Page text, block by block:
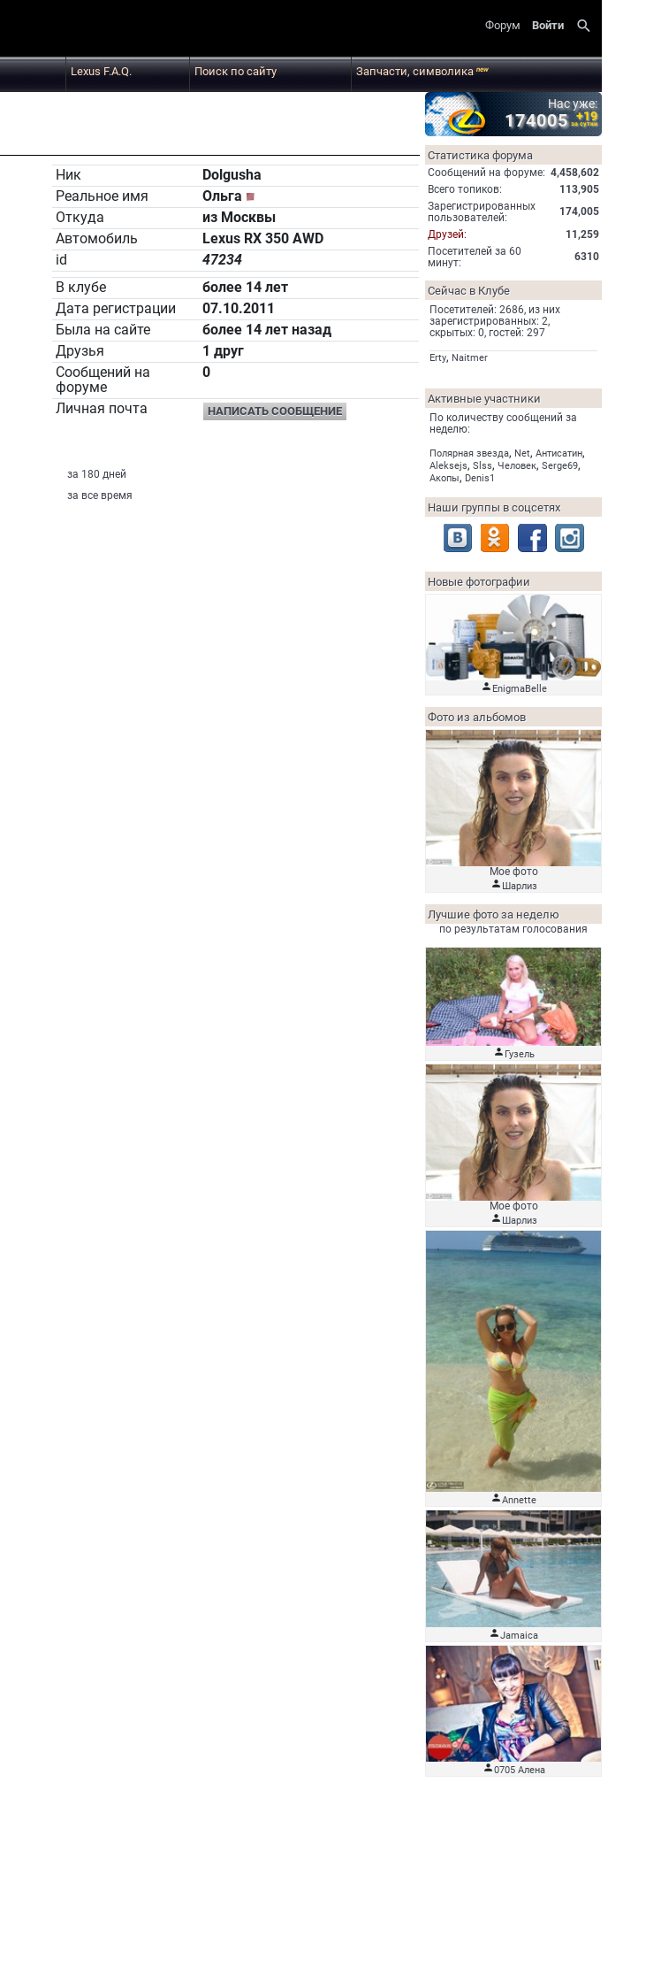
Форум Войти search
Lexus F.A.Q. Поиск по сайту Запчасти, символикаnew
Ник
Dolgusha
Реальное имя
Ольга
Откуда
из Москвы
Автомобиль
Lexus RX 350 AWD
id
47234
В клубе
более 14 лет
Дата регистрации
07.10.2011
Была на сайте
более 14 лет назад
Друзья
1 друг
Сообщений на
форуме
0
Личная почта НАПИСАТЬ СООБЩЕНИЕ
за 180 дней
за все время
Нас уже:
174005 +19
за сутки
Статистика форума
Cообщений на форуме: 4,458,602
Всего топиков:
113,905
Зарегистрированных
пользователей:
174,005
Друзей:
11,259
Посетителей за 60
минут:
6310
Сейчас в Клубе
Посетителей: 2686, из них
зарегистрированных: 2,
скрытых: 0, гостей: 297
Erty, Naitmer
Активные участники
По количеству сообщений за
неделю:
Полярная звезда, Net, Антисатин,
Aleksejs, Slss, Человек, Serge69,
Акопы, Denis1
Наши группы в соцсетях
Новые фотографии
 EnigmaBelle
Фото из альбомов
Мое фото
 Шарлиз
Лучшие фото за неделю
по результатам голосования
 Гузель
Мое фото
 Шарлиз
Аnnette
Jamaica
0705 Алена